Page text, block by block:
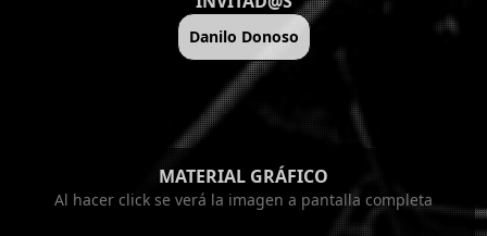
Danilo Donoso
MATERIAL GRÁFICO
Al hacer click se verá la imagen a pantalla completa